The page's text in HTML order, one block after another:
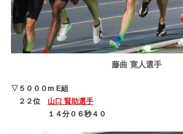
藤曲 寛人選手
▽５０００m E組
２２位 山口 賢助選手
１４分０６秒４０